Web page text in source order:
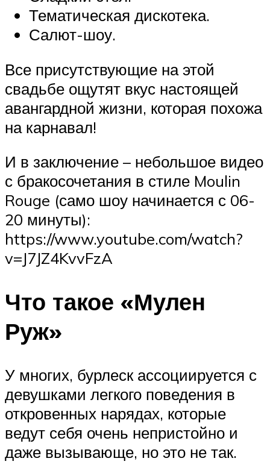
Тематическая дискотека.
Салют-шоу.
Все присутствующие на этой
свадьбе ощутят вкус настоящей
авангардной жизни, которая похожа
на карнавал!
И в заключение – небольшое видео
с бракосочетания в стиле Moulin
Rouge (само шоу начинается с 06-
20 минуты):
https://www.youtube.com/watch?
v=J7JZ4KvvFzA
Что такое «Мулен
Руж»
У многих, бурлеск ассоциируется с
девушками легкого поведения в
откровенных нарядах, которые
ведут себя очень непристойно и
даже вызывающе, но это не так.